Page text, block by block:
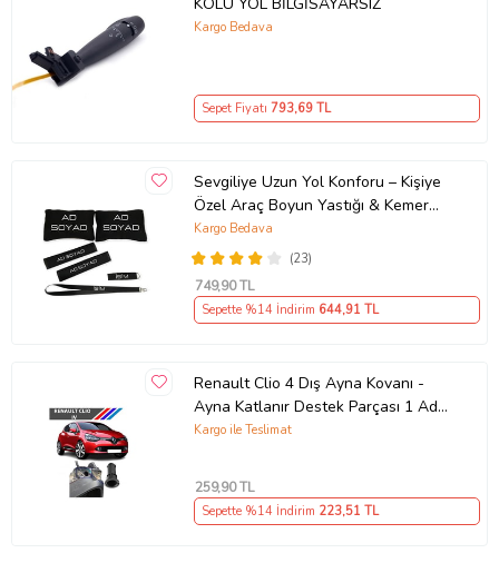
Kargo Bedava
Sepet Fiyatı 793,69 TL
Sevgiliye Uzun Yol Konforu – Kişiye
Özel Araç Boyun Yastığı & Kemer
Pedi Hediye Seti
(23)
Kargo Bedava
749,90 TL
Sepette %14 İndirim 644,91 TL
Renault Clio 4 Dış Ayna Kovanı -
Ayna Katlanır Destek Parçası 1 Adet
490307706 M3625
Kargo ile Teslimat
259,90 TL
Sepette %14 İndirim 223,51 TL